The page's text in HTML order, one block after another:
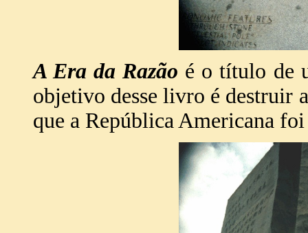
A Era da Razão é o título de
objetivo desse livro é destruir
que a República Americana